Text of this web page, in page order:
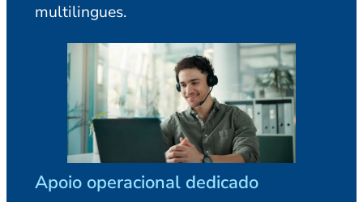
multilingues.
Apoio operacional dedicado